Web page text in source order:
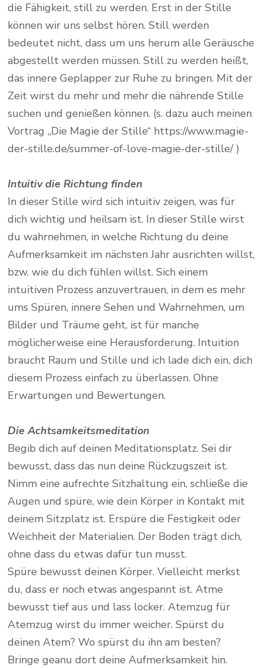
die Fähigkeit, still zu werden. Erst in der Stille
können wir uns selbst hören. Still werden
bedeutet nicht, dass um uns herum alle Geräusche
abgestellt werden müssen. Still zu werden heißt,
das innere Geplapper zur Ruhe zu bringen. Mit der
Zeit wirst du mehr und mehr die nährende Stille
suchen und genießen können. (s. dazu auch meinen
Vortrag „Die Magie der Stille“ https://www.magie-
der-stille.de/summer-of-love-magie-der-stille/ )
Intuitiv die Richtung finden
In dieser Stille wird sich intuitiv zeigen, was für
dich wichtig und heilsam ist. In dieser Stille wirst
du wahrnehmen, in welche Richtung du deine
Aufmerksamkeit im nächsten Jahr ausrichten willst,
bzw. wie du dich fühlen willst. Sich einem
intuitiven Prozess anzuvertrauen, in dem es mehr
ums Spüren, innere Sehen und Wahrnehmen, um
Bilder und Träume geht, ist für manche
möglicherweise eine Herausforderung. Intuition
braucht Raum und Stille und ich lade dich ein, dich
diesem Prozess einfach zu überlassen. Ohne
Erwartungen und Bewertungen.
Die Achtsamkeitsmeditation
Begib dich auf deinen Meditationsplatz. Sei dir
bewusst, dass das nun deine Rückzugszeit ist.
Nimm eine aufrechte Sitzhaltung ein, schließe die
Augen und spüre, wie dein Körper in Kontakt mit
deinem Sitzplatz ist. Erspüre die Festigkeit oder
Weichheit der Materialien. Der Boden trägt dich,
ohne dass du etwas dafür tun musst.
Spüre bewusst deinen Körper. Vielleicht merkst
du, dass er noch etwas angespannt ist. Atme
bewusst tief aus und lass locker. Atemzug für
Atemzug wirst du immer weicher. Spürst du
deinen Atem? Wo spürst du ihn am besten?
Bringe geanu dort deine Aufmerksamkeit hin.